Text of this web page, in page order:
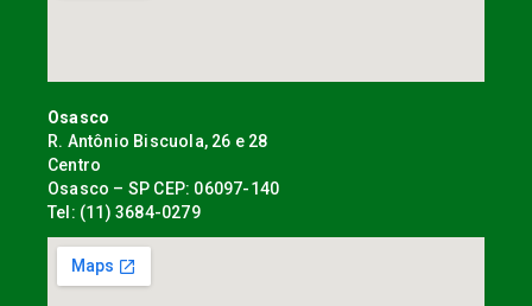
Osasco
R. Antônio Biscuola, 26 e 28
Centro
Osasco – SP CEP: 06097-140
Tel: (11) 3684-0279